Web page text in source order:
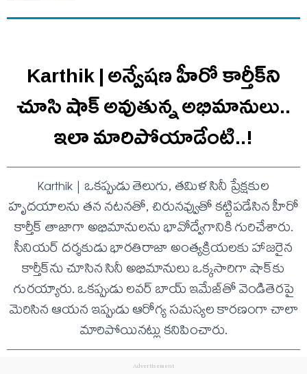
Karthik | అన్వేషణ హీరో కార్తీక్‌ని
చూసి షాక్ అవుతున్న అభిమానులు..
ఇలా మారిపోయాడేంటి..!
Karthik | ఒకప్పుడు తెలుగు, తమిళ సినీ ప్రేక్షకుల
హృదయాలను తన నటనతో, చిరునవ్వుతో కట్టిపడేసిన హీరో
కార్తీక్ తాజాగా అభిమానులను భావోద్వేగానికి గురిచేశారు.
సీనియర్ దర్శకుడు భారతిరాజా అంత్యక్రియలకు హాజరైన
కార్తీక్‌ను చూసిన సినీ అభిమానులు ఒక్కసారిగా షాక్‌కు
గురయ్యారు. ఒకప్పుడు లవర్ బాయ్ ఇమేజ్‌తో వెండితెరపై
మెరిసిన ఆయన ఇప్పుడు ఆరోగ్య సమస్యల కారణంగా చాలా
మారిపోయినట్లు కనిపించారు.